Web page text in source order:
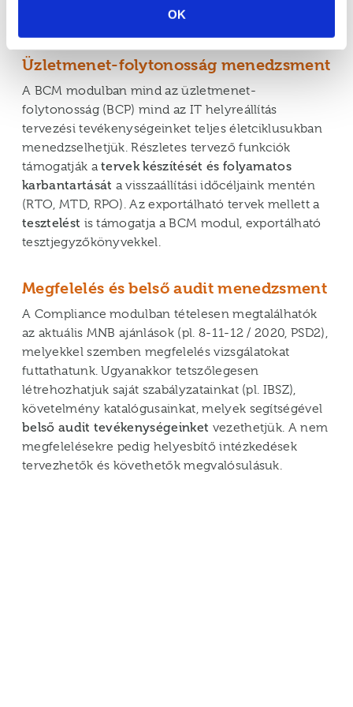
OK
Üzletmenet-folytonosság menedzsment
A BCM modulban mind az üzletmenet-
folytonosság (BCP) mind az IT helyreállítás
tervezési tevékenységeinket teljes életciklusukban
menedzselhetjük. Részletes tervező funkciók
támogatják atervek készítését és folyamatos
karbantartását a visszaállítási időcéljaink mentén
(RTO, MTD, RPO). Az exportálható tervek mellett a
tesztelést is támogatja a BCM modul, exportálható
tesztjegyzőkönyvekkel.
Megfelelés és belső audit menedzsment
A Compliance modulban tételesen megtalálhatók
az aktuális MNB ajánlások (pl. 8-11-12 / 2020, PSD2),
melyekkel szemben megfelelés vizsgálatokat
futtathatunk. Ugyanakkor tetszőlegesen
létrehozhatjuk saját szabályzatainkat (pl. IBSZ),
követelmény katalógusainkat, melyek segítségével
belső audit tevékenységeinket vezethetjük. A nem
megfelelésekre pedig helyesbítő intézkedések
tervezhetők és követhetők megvalósulásuk.